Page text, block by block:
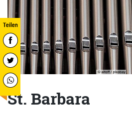
St. Barbara